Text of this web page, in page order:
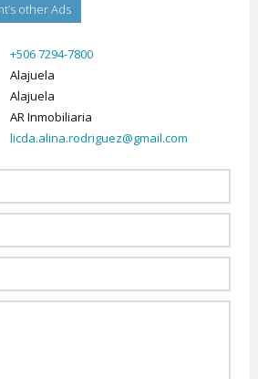
other Ads
+506 7294-7800
Alajuela
Alajuela
AR Inmobiliaria
licda.alina.rodriguez@gmail.com